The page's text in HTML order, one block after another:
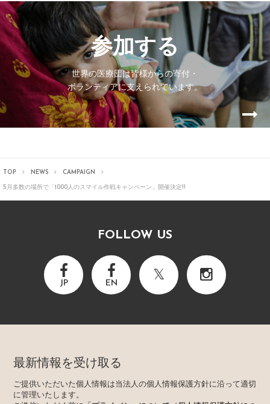
参加する
世界の医療団は皆様からの寄付・
ボランティアに支えられています。
TOP NEWS CAMPAIGN
5月多数の場所で「1000人のスマイル作戦キャンペーン」開催決定!!
FOLLOW US
JP EN
最新情報を受け取る
ご提供いただいた個人情報は当法人の個人情報保護方針に沿って適切
に管理いたします。